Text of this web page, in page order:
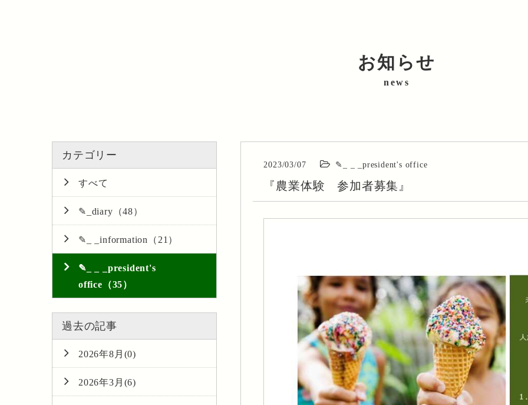
お知らせ
採用情報
お知らせ
news
2023/03/07 ✎_ _ _president's office
『農業体験 参加者募集』
カテゴリー
すべて
✎_diary（48）
✎_ _information（21）
✎_ _ _president's
office（35）
過去の記事
2026年8月(0)
2026年3月(6)